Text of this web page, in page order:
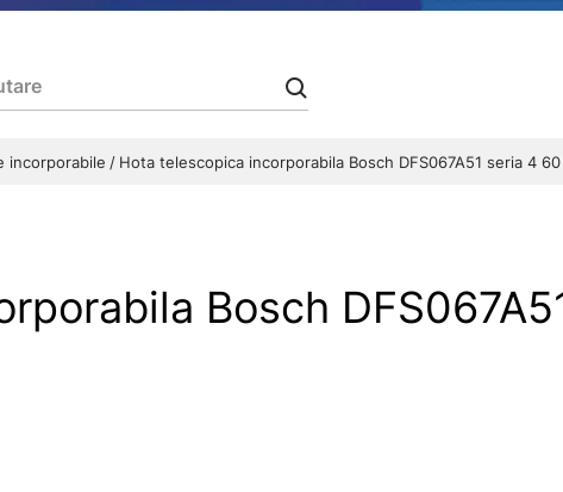
incorporabile Hota telescopica incorporabila Bosch DFS067A51 seria 4
Bosch